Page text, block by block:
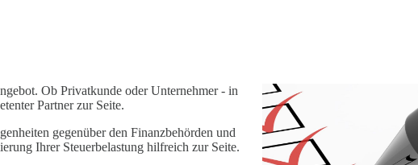
Ob Privatkunde oder Unternehmer - in
Partner zur Seite.
gegenüber den Finanzbehörden und
Ihrer Steuerbelastung hilfreich zur Seite.